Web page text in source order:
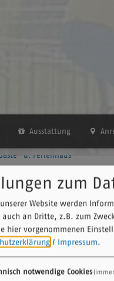
Ausstattung
zum
unserer Website werden
auch an Dritte, z.B. zum
hier vorgenommenen
/ Impressum.
notwendige Cookies